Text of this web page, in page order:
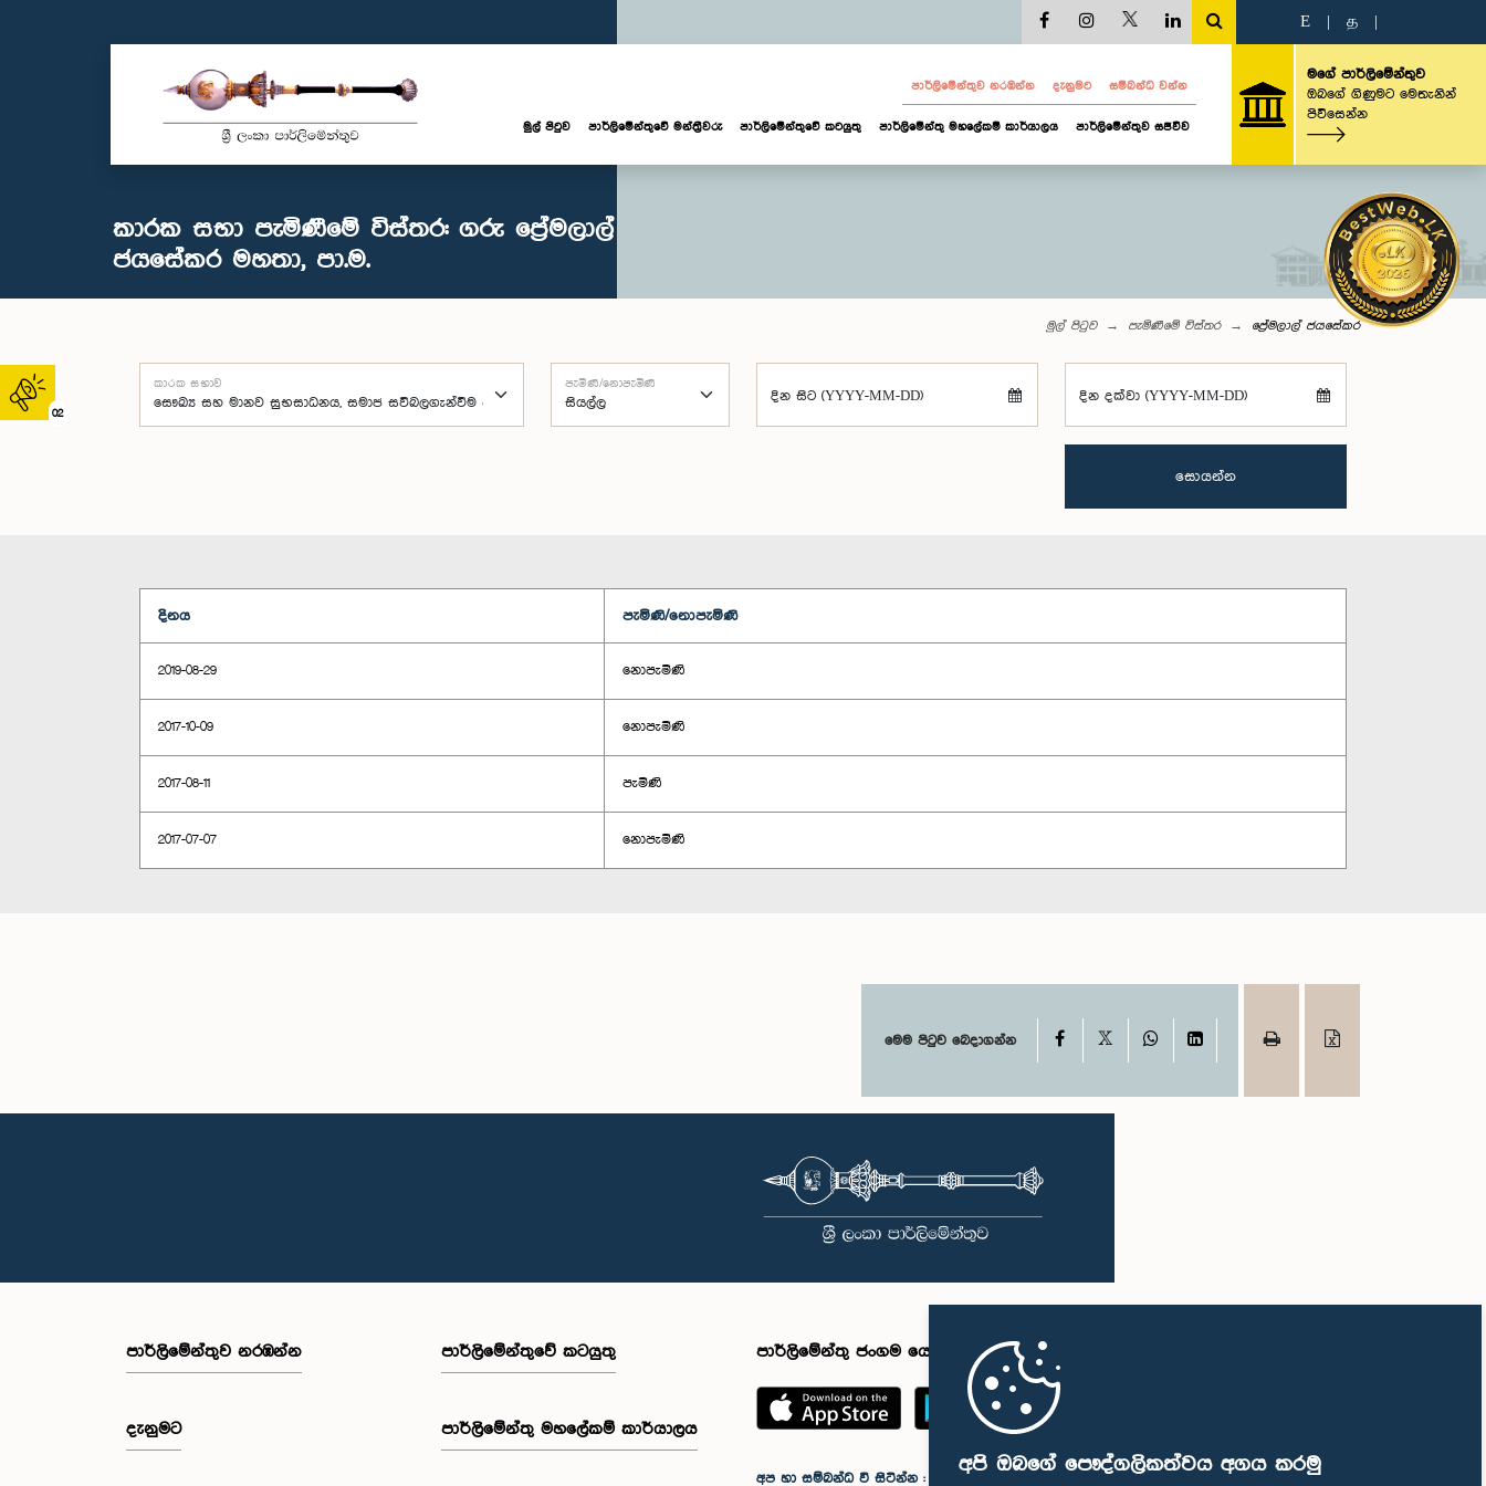
අපි ඔබගේ පෞද්ගලිකත්වය අගය කරමු
02
E த
පාර්ලි‌මේන්තුව නරඹන්න දැනුමට සම්බන්ධ වන්න
මුල් පිටුව පාර්ලි‌මේන්තුවේ මන්ත්‍රීවරු පාර්ලිමේන්තුවේ කටයුතු පාර්ලිමේන්තු මහලේකම් කාර්යාලය පාර්ලිමේන්තුව සජීවීව
මගේ පාර්ලිමේන්තුව
ඔබගේ ගිණුමට මෙතැනින්
පිවිසෙන්න
කාරක සභා පැමිණීමේ විස්තර: ගරු ප්‍රේමලාල්
ජයසේකර මහතා, පා.ම.
මුල් පිටුව පැමිණීමේ විස්තර ප්‍රේමලාල් ජයසේකර
කාරක සභාව පැමිණි/නොපැමිණි
දින සිට (YYYY-MM-DD) දින දක්වා (YYYY-MM-DD)
සොයන්න
දිනය පැමිණි/නොපැමිණි
2019-08-29 නොපැමිණි
2017-10-09 නොපැමිණි
2017-08-11 පැමිණි
2017-07-07 නොපැමිණි
මෙම පිටුව බෙදාගන්න Facebook WhatsAppLinkedIn
පාර්ලි‌මේන්තුව නරඹන්න
දැනුමට
පාර්ලිමේන්තුවේ කටයුතු
පාර්ලිමේන්තු මහලේකම් කාර්යාලය
පාර්ලිමේන්තු ජංගම යෙදුම
අප හා සම්බන්ධ වී සිටින්න :